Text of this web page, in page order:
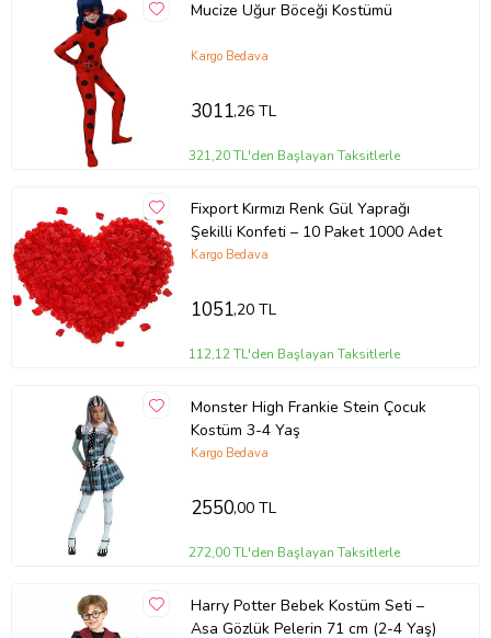
Mucize Uğur Böceği Kostümü
Kargo Bedava
3011,26 TL
321,20 TL'den Başlayan Taksitlerle
Fixport Kırmızı Renk Gül Yaprağı
Şekilli Konfeti – 10 Paket 1000 Adet
Kargo Bedava
1051,20 TL
112,12 TL'den Başlayan Taksitlerle
Monster High Frankie Stein Çocuk
Kostüm 3-4 Yaş
Kargo Bedava
2550,00 TL
272,00 TL'den Başlayan Taksitlerle
Harry Potter Bebek Kostüm Seti –
Asa Gözlük Pelerin 71 cm (2-4 Yaş)